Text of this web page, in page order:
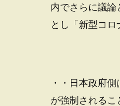
内でさらに議論
とし「新型コ
・・日本政府
が強制される